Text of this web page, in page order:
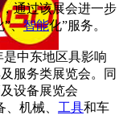
，通过该展会进一步
”、智能化”服务。
中东地区具影响
服务类展览会。同
设备展览会
机械、 工具和车